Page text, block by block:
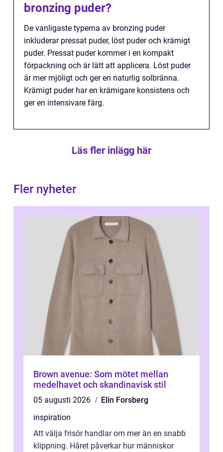
bronzing puder?
De vanligaste typerna av bronzing puder
inkluderar pressat puder, löst puder och krämigt
puder. Pressat puder kommer i en kompakt
förpackning och är lätt att applicera. Löst puder
är mer mjöligt och ger en naturlig solbränna.
Krämigt puder har en krämigare konsistens och
ger en intensivare färg.
Läs fler inlägg här
Fler nyheter
Brown avenue: Som mötet mellan
medelhavet och skandinavisk stil
05 augusti 2026
Elin Forsberg
inspiration
Att välja frisör handlar om mer än en snabb
klippning. Håret påverkar hur människor